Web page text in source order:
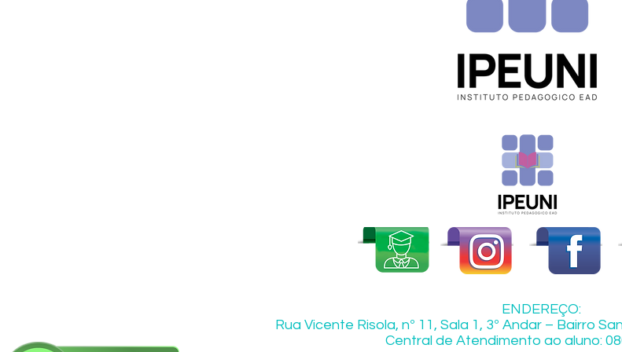
ENDEREÇO:
Rua Vicente Risola, nº 11, Sala 1, 3º Andar – Bairro
Central de Atendimento ao aluno: